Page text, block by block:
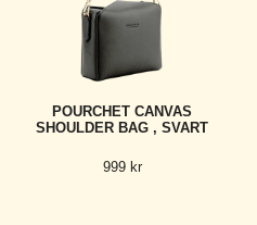
POURCHET CANVAS
SHOULDER BAG , SVART
999 kr